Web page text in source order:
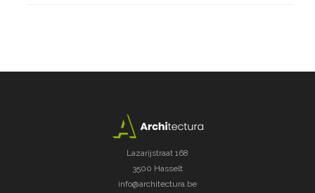
Lazarijstraat 168
3500 Hasselt
info@architectura.be